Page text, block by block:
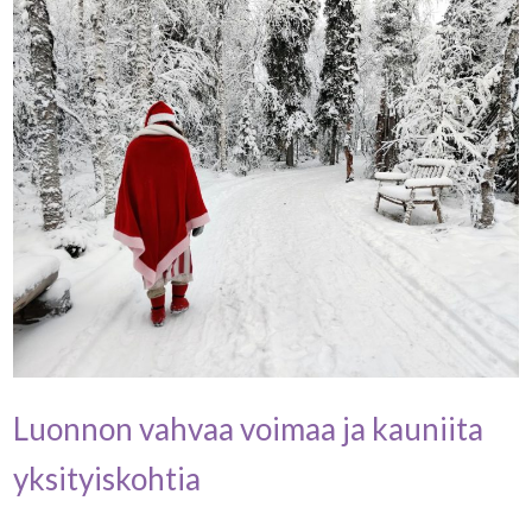
Luonnon vahvaa voimaa ja kauniita
yksityiskohtia